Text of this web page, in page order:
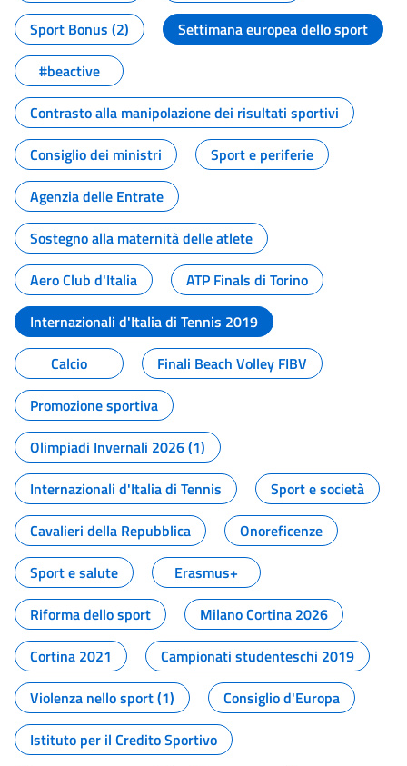
Sport Bonus (2)
Settimana europea dello sport
#beactive
Contrasto alla manipolazione dei risultati sportivi
Consiglio dei ministri
Sport e periferie
Agenzia delle Entrate
Sostegno alla maternità delle atlete
Aero Club d'Italia
ATP Finals di Torino
Internazionali d'Italia di Tennis 2019
Calcio
Finali Beach Volley FIBV
Promozione sportiva
Olimpiadi Invernali 2026 (1)
Internazionali d'Italia di Tennis
Sport e società
Cavalieri della Repubblica
Onoreficenze
Sport e salute
Erasmus+
Riforma dello sport
Milano Cortina 2026
Cortina 2021
Campionati studenteschi 2019
Violenza nello sport (1)
Consiglio d'Europa
Istituto per il Credito Sportivo